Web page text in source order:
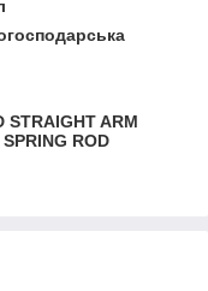
STRAIGHT ARM
ROD